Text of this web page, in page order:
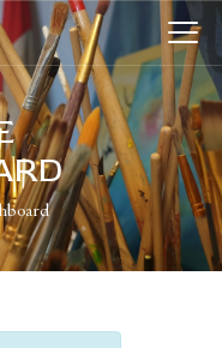
ART